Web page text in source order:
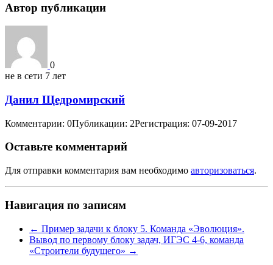
Автор публикации
0
не в сети 7 лет
Данил Щедромирский
Комментарии: 0Публикации: 2Регистрация: 07-09-2017
Оставьте комментарий
Для отправки комментария вам необходимо авторизоваться.
Навигация по записям
← Пример задачи к блоку 5. Команда «Эволюция».
Вывод по первому блоку задач, ИГЭС 4-6, команда
«Строители будущего» →